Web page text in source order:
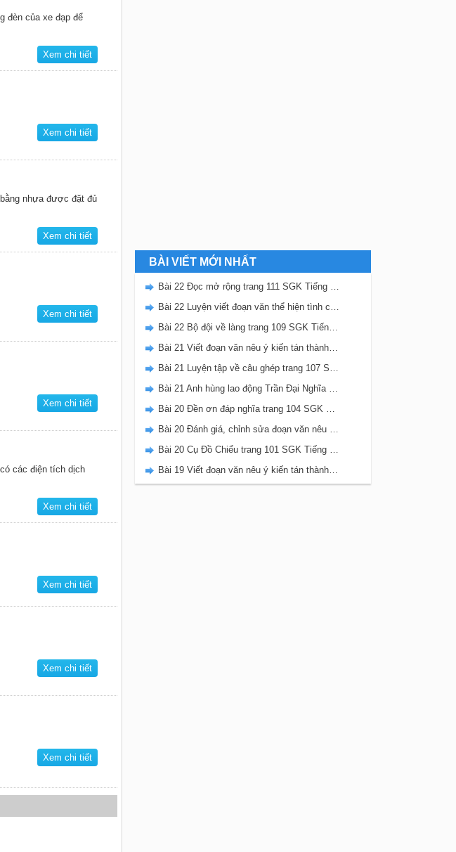
đèn của xe đạp để
Xem chi tiết
Xem chi tiết
nhựa được đặt đủ
Xem chi tiết
Xem chi tiết
Xem chi tiết
các điện tích dịch
Xem chi tiết
Xem chi tiết
Xem chi tiết
Xem chi tiết
BÀI VIẾT MỚI NHẤT
Bài 22 Đọc mở rộng trang 111 SGK Tiếng Việt 5 Kết nối tri thức tập 2
Bài 22 Luyện viết đoạn văn thể hiện tình cảm, cảm xúc về một sự việc trang 111 SGK Tiếng Việt 5 Kết nối tri thức tập 2
Bài 22 Bộ đội về làng trang 109 SGK Tiếng Việt 5 Kết nối tri thức tập 2
Bài 21 Viết đoạn văn nêu ý kiến tán thành một sự việc, hiện tượng (Bài viết số 2) trang 108 SGK Tiếng Việt 5 Kết nối tri thức tập 2
Bài 21 Luyện tập về câu ghép trang 107 SGK Tiếng Việt 5 Kết nối tri thức tập 2
Bài 21 Anh hùng lao động Trần Đại Nghĩa trang 106 SGK Tiếng Việt 5 Kết nối tri thức tập 2
Bài 20 Đền ơn đáp nghĩa trang 104 SGK Tiếng Việt 5 Kết nối tri thức tập 2
Bài 20 Đánh giá, chỉnh sửa đoạn văn nêu ý kiến tán thành một sự vật, hiện tượng trang 103 SGK Tiếng Việt 5 Kết nối tri thức tập 2
Bài 20 Cụ Đồ Chiểu trang 101 SGK Tiếng Việt 5 Kết nối tri thức tập 2
Bài 19 Viết đoạn văn nêu ý kiến tán thành một sự việc, hiện tượng (Bài viết số 1) trang 100 SGK Tiếng Việt 5 Kết nối tri thức tập 2